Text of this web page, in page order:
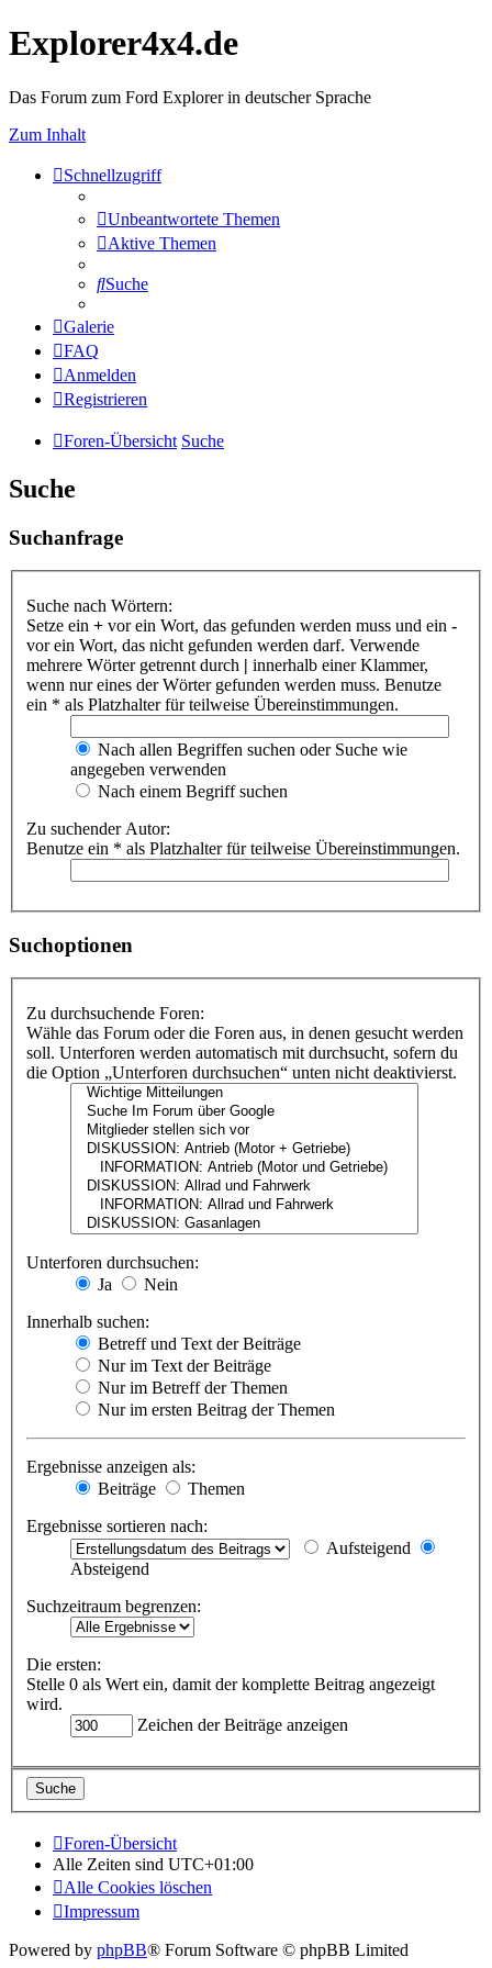
Explorer4x4.de
Das Forum zum Ford Explorer in deutscher Sprache
Zum Inhalt
Schnellzugriff
Unbeantwortete Themen
Aktive Themen
Suche
Galerie
FAQ
Anmelden
Registrieren
Foren-Übersicht Suche
Suche
Suchanfrage
Suche nach Wörtern:
Setze ein + vor ein Wort, das gefunden werden muss und ein -
vor ein Wort, das nicht gefunden werden darf. Verwende
mehrere Wörter getrennt durch | innerhalb einer Klammer,
wenn nur eines der Wörter gefunden werden muss. Benutze
ein * als Platzhalter für teilweise Übereinstimmungen.
Nach allen Begriffen suchen oder Suche wie
angegeben verwenden
Nach einem Begriff suchen
Zu suchender Autor:
Benutze ein * als Platzhalter für teilweise Übereinstimmungen.
Suchoptionen
Zu durchsuchende Foren:
Wähle das Forum oder die Foren aus, in denen gesucht werden
soll. Unterforen werden automatisch mit durchsucht, sofern du
die Option „Unterforen durchsuchen“ unten nicht deaktivierst.
Unterforen durchsuchen:
Ja
Nein
Innerhalb suchen:
Betreff und Text der Beiträge
Nur im Text der Beiträge
Nur im Betreff der Themen
Nur im ersten Beitrag der Themen
Ergebnisse anzeigen als:
Beiträge
Themen
Ergebnisse sortieren nach:
Aufsteigend
Absteigend
Suchzeitraum begrenzen:
Die ersten:
Stelle 0 als Wert ein, damit der komplette Beitrag angezeigt
wird.
Zeichen der Beiträge anzeigen
Foren-Übersicht
Alle Zeiten sind UTC+01:00
Alle Cookies löschen
Impressum
Powered by phpBB® Forum Software © phpBB Limited